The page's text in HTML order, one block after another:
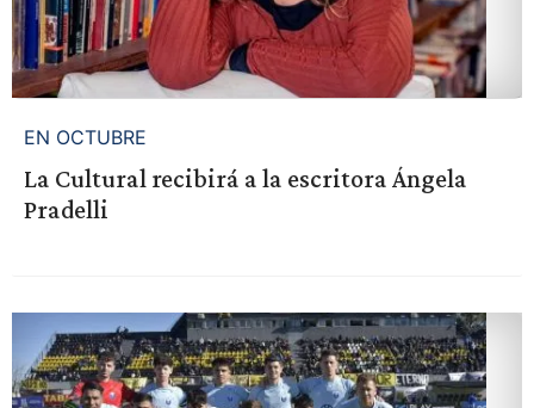
EN OCTUBRE
La Cultural recibirá a la escritora Ángela
Pradelli